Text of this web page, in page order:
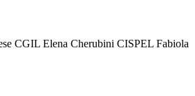
CGIL Elena Cherubini CISPEL Fabiola